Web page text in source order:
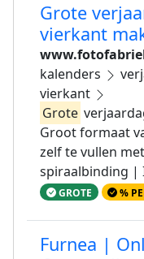
Grote
vierkant
kalenders
vierkant
Grote
Groot formaat
zelf te vullen
spiraalbinding |
GROTE %
Furnea |